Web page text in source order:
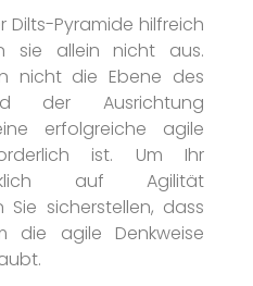
Dilts-Pyramide hilfreich
sie allein nicht aus.
nicht die Ebene des
der Ausrichtung
erfolgreiche agile
ist. Um Ihr
auf Agilität
Sie sicherstellen, dass
die agile Denkweise